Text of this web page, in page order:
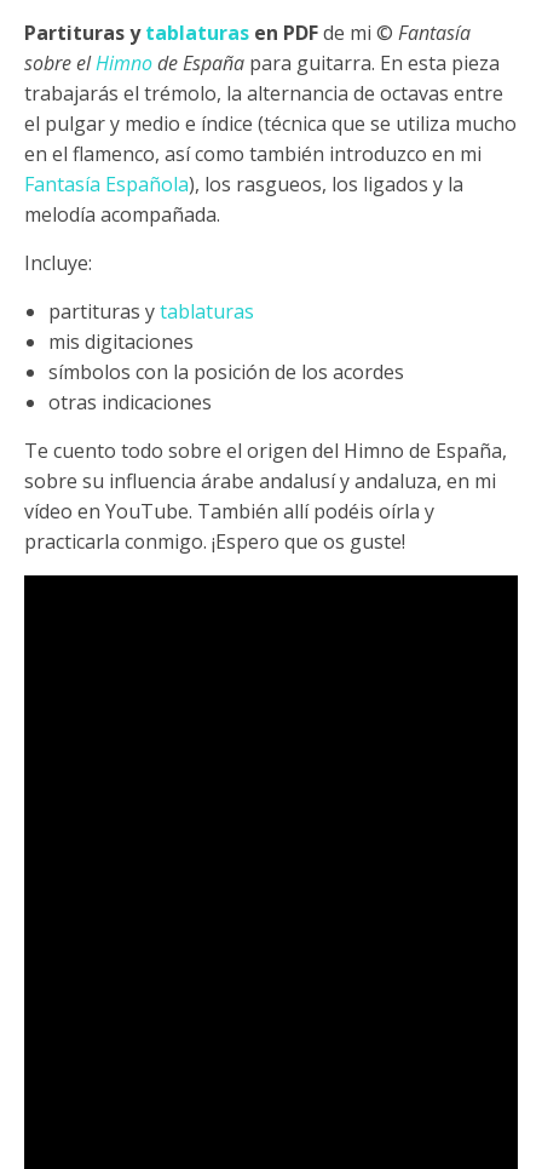
Partituras ytablaturas en PDFde mi © Fantasía
sobre elHimnode España para guitarra. En esta pieza
trabajarás el trémolo, la alternancia de octavas entre
el pulgar y medio e índice (técnica que se utiliza mucho
en el flamenco, así como también introduzco en mi
Fantasía Española), los rasgueos, los ligados y la
melodía acompañada.
Incluye:
partituras ytablaturas
mis digitaciones
símbolos con la posición de los acordes
otras indicaciones
Te cuento todo sobre el origen del Himno de España,
sobre su influencia árabe andalusí y andaluza, en mi
vídeo en YouTube. También allí podéis oírla y
practicarla conmigo. ¡Espero que os guste!